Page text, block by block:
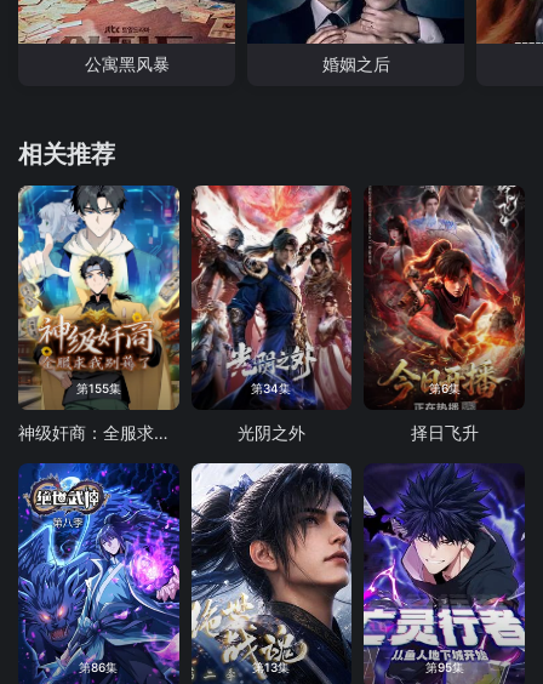
公寓黑风暴 婚姻之后
相关推荐
第155集
神级奸商：全服求我别薅了 动态漫画
第34集
光阴之外
第6集
择日飞升
第86集 第13集 第95集